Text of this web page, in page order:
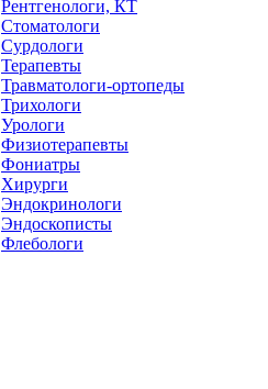
Рентгенологи, КТ
Стоматологи
Сурдологи
Терапевты
Травматологи-ортопеды
Трихологи
Урологи
Физиотерапевты
Фониатры
Хирурги
Эндокринологи
Эндоскописты
Флебологи